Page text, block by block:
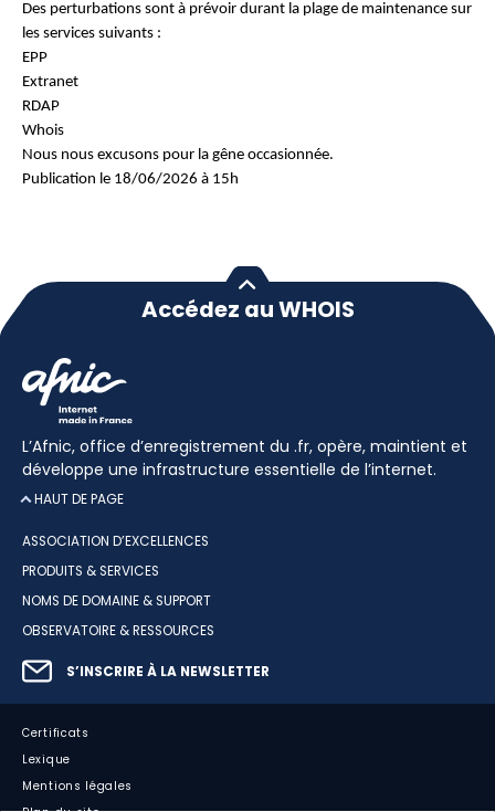
Des perturbations sont à prévoir durant la plage de maintenance sur
les services suivants :
EPP
Extranet
RDAP
Whois
Nous nous excusons pour la gêne occasionnée.
Publication le 18/06/2026 à 15h
Accédez au WHOIS
L’Afnic, office d’enregistrement du .fr, opère, maintient et
développe une infrastructure essentielle de l’internet.
HAUT DE PAGE
ASSOCIATION D’EXCELLENCES
PRODUITS & SERVICES
NOMS DE DOMAINE & SUPPORT
OBSERVATOIRE & RESSOURCES
S’INSCRIRE À LA NEWSLETTER
Certificats
Lexique
Mentions légales